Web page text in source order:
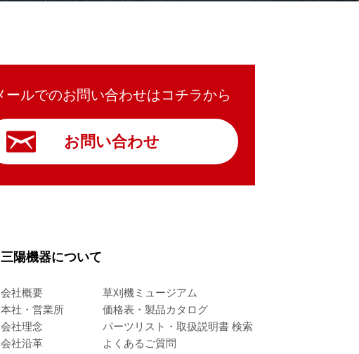
ールでのお問い合わせはコチラから
お問い合わせ
三陽機器について
会社概要
本社・営業所
会社理念
会社沿革
草刈機ミュージアム
価格表・製品カタログ
パーツリスト・取扱説明書 検索
よくあるご質問